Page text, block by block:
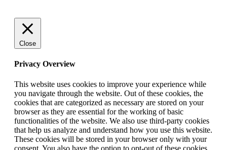
Close
Privacy Overview
This website uses cookies to improve your experience while
you navigate through the website. Out of these cookies, the
cookies that are categorized as necessary are stored on your
browser as they are essential for the working of basic
functionalities of the website. We also use third-party cookies
that help us analyze and understand how you use this website.
These cookies will be stored in your browser only with your
consent. You also have the option to opt-out of these cookies.